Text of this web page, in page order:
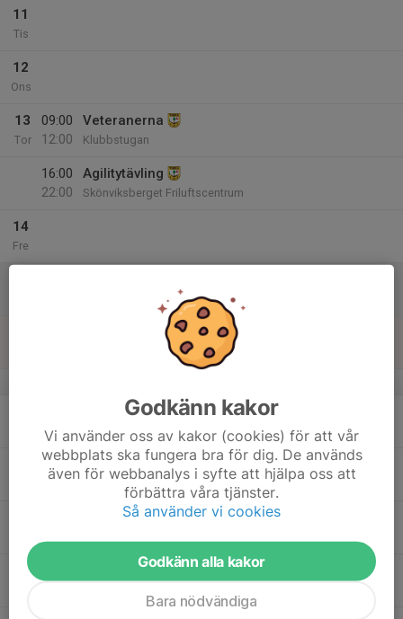
11
Tis
12
Ons
13
Tor
09:00
12:00
Veteranerna
Klubbstugan
16:00
22:00
Agilitytävling
Skönviksberget Friluftscentrum
14
Fre
14:00
20:00
Privat uthyrt
Klubbstugan
20 Veteranerna
Godkänn kakor
Vi använder oss av kakor (cookies) för att vår
webbplats ska fungera bra för dig. De används
även för webbanalys i syfte att hjälpa oss att
förbättra våra tjänster.
Så använder vi cookies
Godkänn alla kakor
Bara nödvändiga